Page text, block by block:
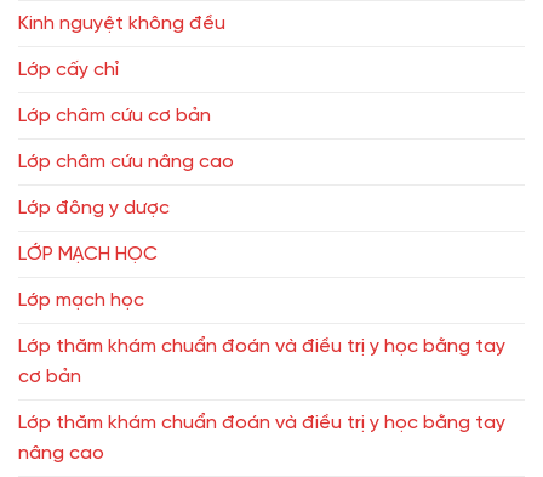
Kinh nguyệt không đều
Lớp cấy chỉ
Lớp châm cứu cơ bản
Lớp châm cứu nâng cao
Lớp đông y dược
LỚP MẠCH HỌC
Lớp mạch học
Lớp thăm khám chuẩn đoán và điều trị y học bằng tay
cơ bản
Lớp thăm khám chuẩn đoán và điều trị y học bằng tay
nâng cao